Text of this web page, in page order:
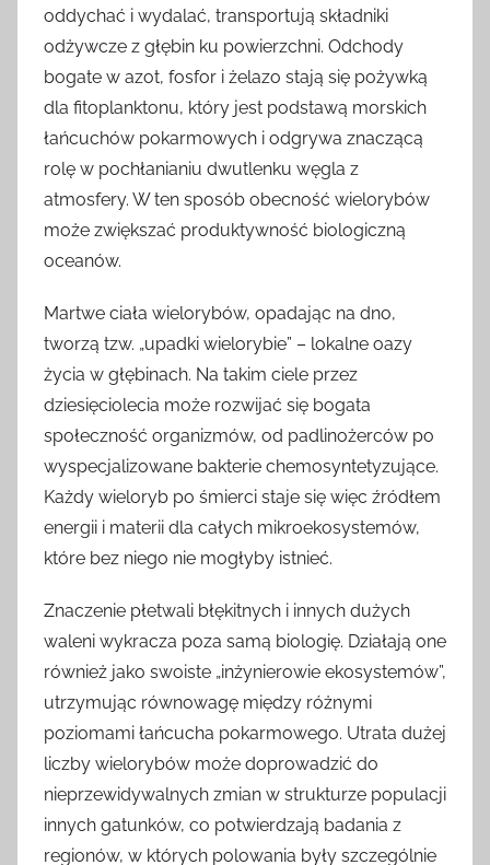
oddychać i wydalać, transportują składniki
odżywcze z głębin ku powierzchni. Odchody
bogate w azot, fosfor i żelazo stają się pożywką
dla fitoplanktonu, który jest podstawą morskich
łańcuchów pokarmowych i odgrywa znaczącą
rolę w pochłanianiu dwutlenku węgla z
atmosfery. W ten sposób obecność wielorybów
może zwiększać produktywność biologiczną
oceanów.
Martwe ciała wielorybów, opadając na dno,
tworzą tzw. „upadki wielorybie” – lokalne oazy
życia w głębinach. Na takim ciele przez
dziesięciolecia może rozwijać się bogata
społeczność organizmów, od padlinożerców po
wyspecjalizowane bakterie chemosyntetyzujące.
Każdy wieloryb po śmierci staje się więc źródłem
energii i materii dla całych mikroekosystemów,
które bez niego nie mogłyby istnieć.
Znaczenie płetwali błękitnych i innych dużych
waleni wykracza poza samą biologię. Działają one
również jako swoiste „inżynierowie ekosystemów”,
utrzymując równowagę między różnymi
poziomami łańcucha pokarmowego. Utrata dużej
liczby wielorybów może doprowadzić do
nieprzewidywalnych zmian w strukturze populacji
innych gatunków, co potwierdzają badania z
regionów, w których polowania były szczególnie